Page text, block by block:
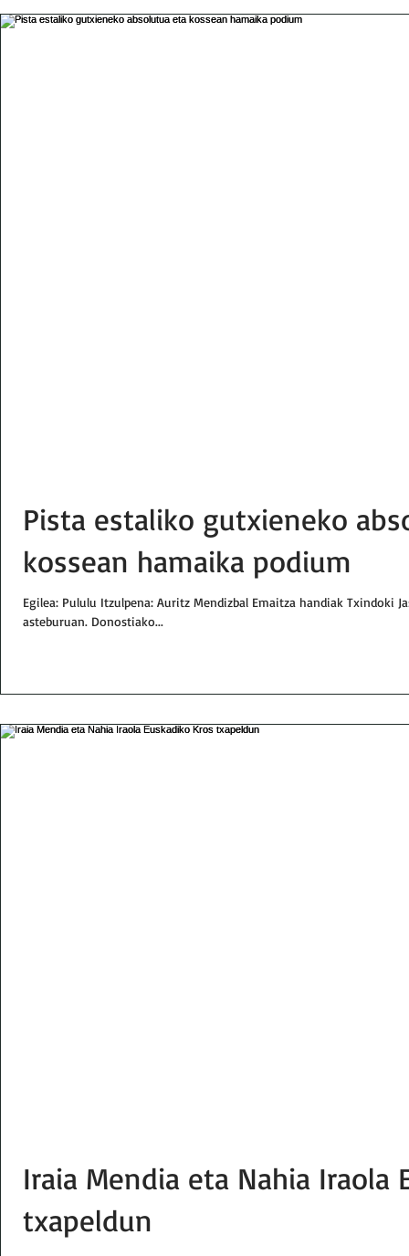
Pista estaliko gutxieneko
kossean hamaika podium
Egilea: Pululu Itzulpena: Auritz Mendizbal Emaitza handiak Txindoki
asteburuan. Donostiako...
Iraia Mendia eta Nahia Iraola
txapeldun